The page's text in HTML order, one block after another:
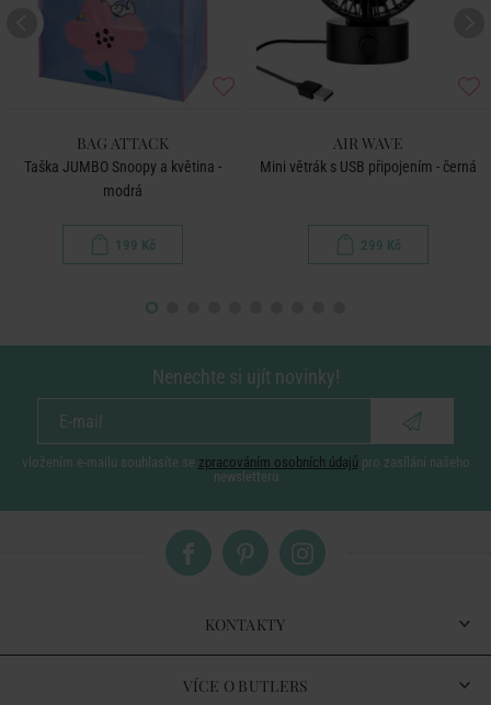
BAG ATTACK
Taška JUMBO Snoopy a květina -
modrá
199 Kč
AIR WAVE
Mini větrák s USB připojením - černá
299 Kč
Nenechte si ujít novinky!
vložením e-mailu souhlasíte se zpracováním osobních údajů pro zasílání našeho
newsletteru
KONTAKTY
VÍCE O BUTLERS